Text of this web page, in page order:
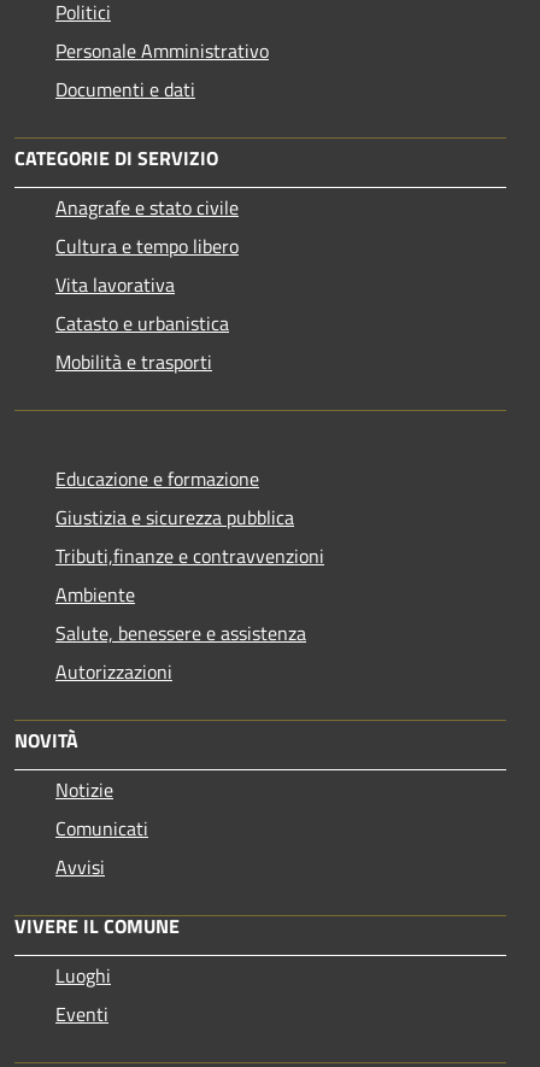
Politici
Personale Amministrativo
Documenti e dati
CATEGORIE DI SERVIZIO
Anagrafe e stato civile
Cultura e tempo libero
Vita lavorativa
Catasto e urbanistica
Mobilità e trasporti
Educazione e formazione
Giustizia e sicurezza pubblica
Tributi,finanze e contravvenzioni
Ambiente
Salute, benessere e assistenza
Autorizzazioni
NOVITÀ
Notizie
Comunicati
Avvisi
VIVERE IL COMUNE
Luoghi
Eventi